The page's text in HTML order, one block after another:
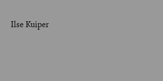
Ilse Kuiper